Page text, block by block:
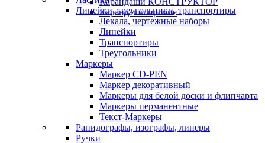
Карандаши прочие
Линейки, треугольники, транспортиры
Лекала, чертежные наборы
Линейки
Транспортиры
Треугольники
Маркеры
Маркер CD-PEN
Маркер декоративный
Маркеры для белой доски и флипчарта
Маркеры перманентные
Текст-Маркеры
Рапидографы, изографы, линеры
Ручки